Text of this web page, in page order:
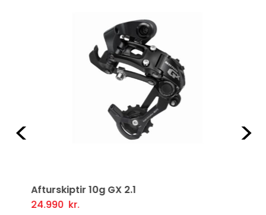
Afturskiptir 10g GX 2.1
24.990 kr.
Setja Í Körfu